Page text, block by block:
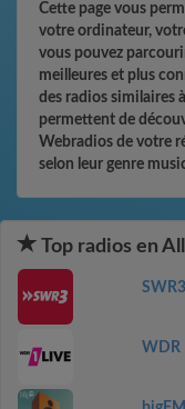
Cette page vous
votre ordinateur,
vous pouvez
meilleures et plus
des radios similaires
permettent de
Webradios de votre
selon leur genre
Top radios en
SWR3
WDR